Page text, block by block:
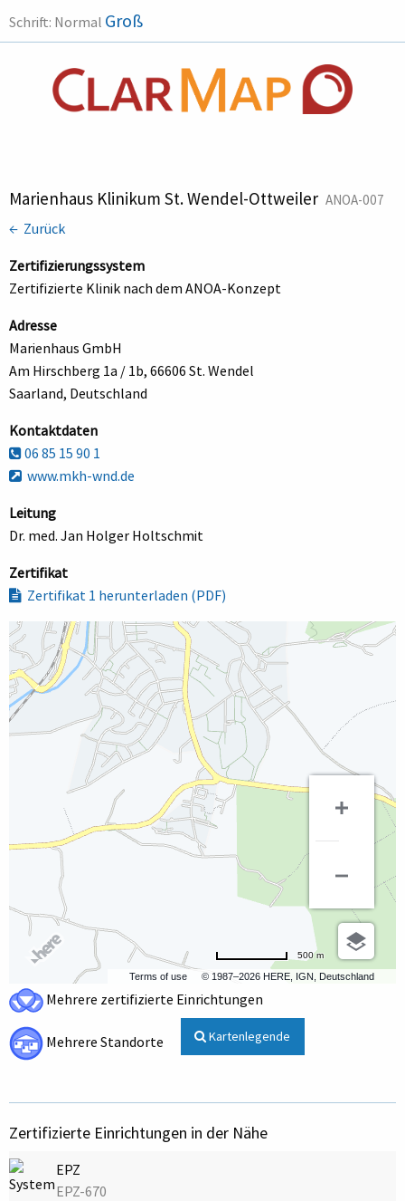
Schrift: Normal Groß
Marienhaus Klinikum St. Wendel-Ottweiler ANOA-007
← Zurück
Zertifizierungssystem
Zertifizierte Klinik nach dem ANOA-Konzept
Adresse
Marienhaus GmbH
Am Hirschberg 1a / 1b, 66606 St. Wendel
Saarland, Deutschland
Kontaktdaten
06 85 15 90 1
www.mkh-wnd.de
Leitung
Dr. med. Jan Holger Holtschmit
Zertifikat
Zertifikat 1 herunterladen (PDF)
Terms of use © 1987–2026 HERE, IGN, Deutschland
500 m
Mehrere zertifizierte Einrichtungen
Mehrere Standorte Kartenlegende
Zertifizierte Einrichtungen in der Nähe
EPZ
EPZ-670